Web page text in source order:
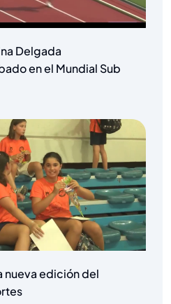
Delgada
en el Mundial Sub
nueva edición del